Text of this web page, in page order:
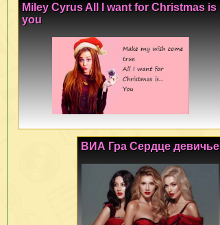
Miley Cyrus All I want for Christmas is
you
ВИА Гра Сердце девичье